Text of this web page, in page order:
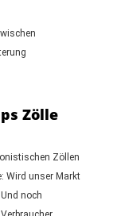
Zölle
Zöllen
Wird unser Markt
noch